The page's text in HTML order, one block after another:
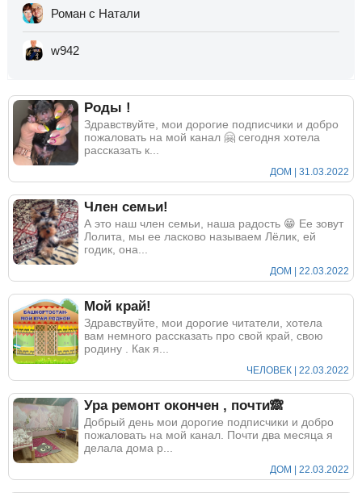
Роман с Натали
w942
Роды !
Здравствуйте, мои дорогие подписчики и добро
пожаловать на мой канал 🤗 сегодня хотела
рассказать к...
ДОМ | 31.03.2022
Член семьи!
А это наш член семьи, наша радость 😁 Ее зовут
Лолита, мы ее ласково называем Лёлик, ей
годик, она...
ДОМ | 22.03.2022
Мой край!
Здравствуйте, мои дорогие читатели, хотела
вам немного рассказать про свой край, свою
родину . Как я...
ЧЕЛОВЕК | 22.03.2022
Ура ремонт окончен , почти🙈
Добрый день мои дорогие подписчики и добро
пожаловать на мой канал. Почти два месяца я
делала дома р...
ДОМ | 22.03.2022